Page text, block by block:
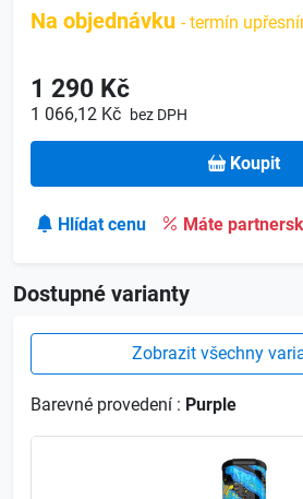
Na objednávku - termín
1 290 Kč
1 066,12 Kč bez DPH
Koupit
Hlídat cenu Máte
Dostupné varianty
Zobrazit všechny
Barevné provedení : Purple